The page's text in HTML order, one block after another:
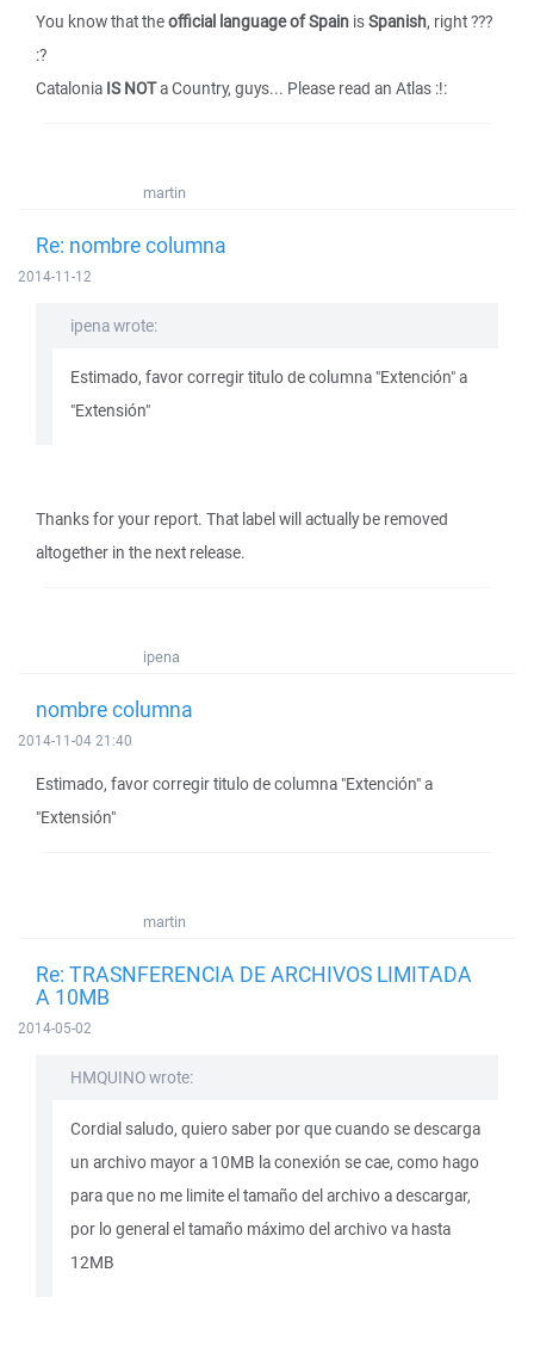
You know that theofficial language of Spain isSpanish, right ???
:?
Catalonia IS NOTa Country, guys... Please read an Atlas :!:
martin
Re: nombre columna
2014-11-12
ipena wrote:
Estimado, favor corregir titulo de columna "Extención" a
"Extensión"
Thanks for your report. That label will actually be removed
altogether in the next release.
ipena
nombre columna
2014-11-04 21:40
Estimado, favor corregir titulo de columna "Extención" a
"Extensión"
martin
Re: TRASNFERENCIA DE ARCHIVOS LIMITADA
A 10MB
2014-05-02
HMQUINO wrote:
Cordial saludo, quiero saber por que cuando se descarga
un archivo mayor a 10MB la conexión se cae, como hago
para que no me limite el tamaño del archivo a descargar,
por lo general el tamaño máximo del archivo va hasta
12MB